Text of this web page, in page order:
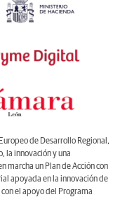
de Desarrollo Regional,
la innovación y una
marcha un Plan de Acción con
apoyada en la innovación de
el apoyo del Programa